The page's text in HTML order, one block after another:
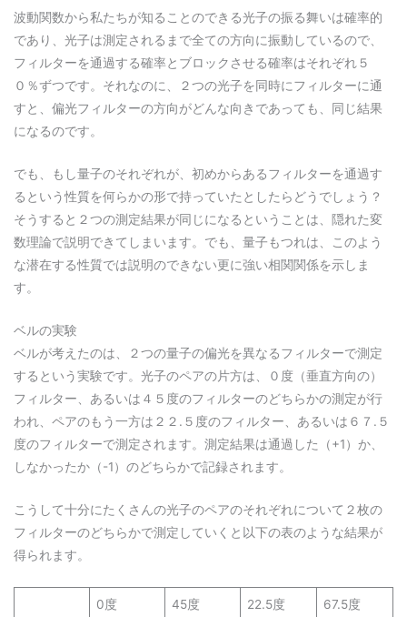
波動関数から私たちが知ることのできる光子の振る舞いは確率的
であり、光子は測定されるまで全ての方向に振動しているので、
フィルターを通過する確率とブロックさせる確率はそれぞれ５
０％ずつです。それなのに、２つの光子を同時にフィルターに通
すと、偏光フィルターの方向がどんな向きであっても、同じ結果
になるのです。
でも、もし量子のそれぞれが、初めからあるフィルターを通過す
るという性質を何らかの形で持っていたとしたらどうでしょう？
そうすると２つの測定結果が同じになるということは、隠れた変
数理論で説明できてしまいます。でも、量子もつれは、このよう
な潜在する性質では説明のできない更に強い相関関係を示しま
す。
ベルの実験
ベルが考えたのは、２つの量子の偏光を異なるフィルターで測定
するという実験です。光子のペアの片方は、０度（垂直方向の）
フィルター、あるいは４５度のフィルターのどちらかの測定が行
われ、ペアのもう一方は２２.５度のフィルター、あるいは６７.５
度のフィルターで測定されます。測定結果は通過した（+1）か、
しなかったか（-1）のどちらかで記録されます。
こうして十分にたくさんの光子のペアのそれぞれについて２枚の
フィルターのどちらかで測定していくと以下の表のような結果が
得られます。
0度 45度 22.5度 67.5度